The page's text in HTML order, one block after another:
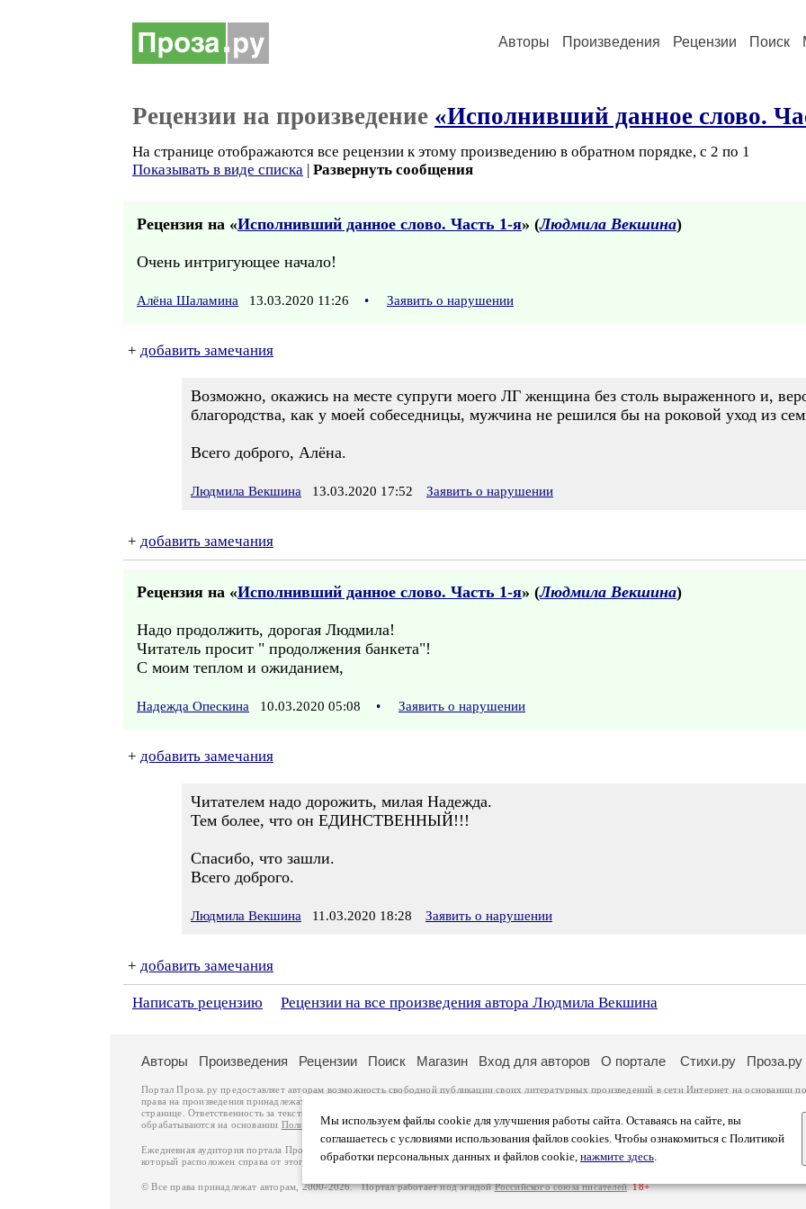
Авторы Произведения Рецензии Поиск
Рецензии на произведение «Исполнивший данное слово.
На странице отображаются все рецензии к этому произведению в обратном порядке, с 2 по 1
Показывать в виде списка | Развернуть сообщения
Рецензия на «Исполнивший данное слово. Часть 1-я» (Людмила Векшина)
Очень интригующее начало!
Алёна Шаламина 13.03.2020 11:26 • Заявить о нарушении
+ добавить замечания
Возможно, окажись на месте супруги моего ЛГ женщина без столь выраженного и,
благородства, как у моей собеседницы, мужчина не решился бы на роковой уход из
Всего доброго, Алёна.
Людмила Векшина 13.03.2020 17:52 Заявить о нарушении
+ добавить замечания
Рецензия на «Исполнивший данное слово. Часть 1-я» (Людмила Векшина)
Надо продолжить, дорогая Людмила!
Читатель просит " продолжения банкета"!
С моим теплом и ожиданием,
Надежда Опескина 10.03.2020 05:08 • Заявить о нарушении
+ добавить замечания
Читателем надо дорожить, милая Надежда.
Тем более, что он ЕДИНСТВЕННЫЙ!!!
Спасибо, что зашли.
Всего доброго.
Людмила Векшина 11.03.2020 18:28 Заявить о нарушении
+ добавить замечания
Написать рецензию Рецензии на все произведения автора Людмила Векшина
Мы используем файлы cookie для улучшения работы сайта. Оставаясь на сайте, вы
соглашаетесь с условиями использования файлов cookies. Чтобы ознакомиться с Политикой
обработки персональных данных и файлов cookie, нажмите здесь.
Авторы Произведения Рецензии Поиск Магазин Вход для авторов О портале Стихи.ру Проза.ру
Портал Проза.ру предоставляет авторам возможность свободной публикации своих литературных произведений в сети Интернет на основании
права на произведения принадлежат авторам и охраняются
странице. Ответственность за тексты произведений авторы несут самостоятельно на основании
законодательства
обрабатываются на основании Политики обработки персональных данных. Вы также можете посмотреть более подробнуюинформацию о
Ежедневная аудитория портала Проза.ру – порядка 100 тысяч посетителей, которые в общей сумме просматривают более полумиллиона
который расположен справа от этого текста. В каждой графе указано по две цифры: количество просмотров и количество посетителей.
© Все права принадлежат авторам, 2000-2026. Портал работает под эгидойРоссийского союза писателей.18+